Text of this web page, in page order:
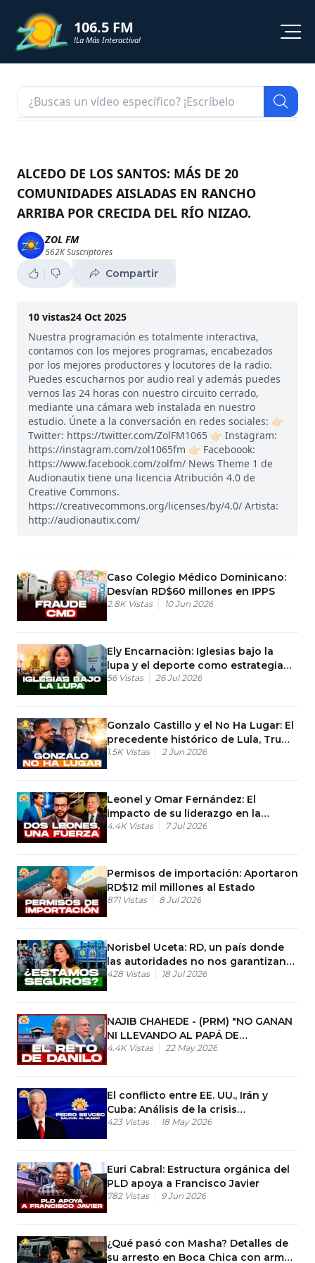
106.5 FM
!La Más Interactiva!
NOTICIAS
SHORTS
PODCAST
ZOL TV
ALCEDO DE LOS SANTOS: MÁS DE 20
COMUNIDADES AISLADAS EN RANCHO
ARRIBA POR CRECIDA DEL RÍO NIZAO.
ZOL FM
562KSuscriptores
Compartir
10 vistas24 Oct 2025
Nuestra programación es totalmente interactiva,
contamos con los mejores programas, encabezados
por los mejores productores y locutores de la radio.
Puedes escucharnos por audio real y además puedes
vernos las 24 horas con nuestro circuito cerrado,
mediante una cámara web instalada en nuestro
estudio. Únete a la conversación en redes sociales: 👉🏻
Twitter: https://twitter.com/ZolFM1065 👉🏻 Instagram:
https://instagram.com/zol1065fm 👉🏻 Faceboook:
https://www.facebook.com/zolfm/ News Theme 1 de
Audionautix tiene una licencia Atribución 4.0 de
Creative Commons.
https://creativecommons.org/licenses/by/4.0/ Artista:
http://audionautix.com/
Caso Colegio Médico Dominicano:
Desvían RD$60 millones en IPPS
2.8K Vistas 10 Jun 2026
Ely Encarnaciòn: Iglesias bajo la
lupa y el deporte como estrategia
nacional.
56 Vistas 26 Jul 2026
Gonzalo Castillo y el No Ha Lugar: El
precedente histórico de Lula, Trump
y Chávez
1.5K Vistas 2 Jun 2026
Leonel y Omar Fernández: El
impacto de su liderazgo en la
oposición
4.4K Vistas 7 Jul 2026
Permisos de importación: Aportaron
RD$12 mil millones al Estado
871 Vistas 8 Jul 2026
Norisbel Uceta: RD, un país donde
las autoridades no nos garantizan
nada…
428 Vistas 18 Jul 2026
NAJIB CHAHEDE - (PRM) "NO GANAN
NI LLEVANDO AL PAPÁ DE
CANDIDATO"
4.4K Vistas 22 May 2026
El conflicto entre EE. UU., Irán y
Cuba: Análisis de la crisis
geopolítica
423 Vistas 18 May 2026
Euri Cabral: Estructura orgánica del
PLD apoya a Francisco Javier
782 Vistas 9 Jun 2026
¿Qué pasó con Masha? Detalles de
su arresto en Boca Chica con armas